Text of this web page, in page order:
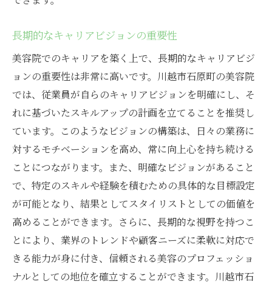
長期的なキャリアビジョンの重要性
美容院でのキャリアを築く上で、長期的なキャリアビジ
ョンの重要性は非常に高いです。川越市石原町の美容院
では、従業員が自らのキャリアビジョンを明確にし、そ
れに基づいたスキルアップの計画を立てることを推奨し
ています。このようなビジョンの構築は、日々の業務に
対するモチベーションを高め、常に向上心を持ち続ける
ことにつながります。また、明確なビジョンがあること
で、特定のスキルや経験を積むための具体的な目標設定
が可能となり、結果としてスタイリストとしての価値を
高めることができます。さらに、長期的な視野を持つこ
とにより、業界のトレンドや顧客ニーズに柔軟に対応で
きる能力が身に付き、信頼される美容のプロフェッショ
ナルとしての地位を確立することができます。川越市石